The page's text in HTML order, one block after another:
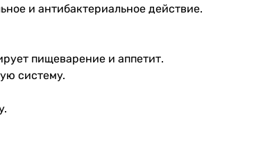
и антибактериальное действие.
пищеварение и аппетит.
систему.